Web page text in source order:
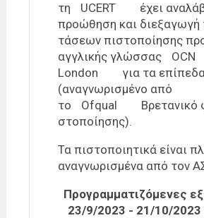
τη
UCERT
έχει
προ­ώ­θη­ση και
τά­σε­ων πι­στο­ποί­η­σης
αγ­γλι­κής γλώσ­σας
OCN
London
για τα
(ανα­γνω­ρι­σμέ­νο από
το
Ofqual
στο­ποί­η­σης).
Τα πι­στο­ποι­η­τι­κά εί­ναι
ανα­γνω­ρι­σμέ­να από τον
Προ­γραμ­μα­τι­ζό­με­νες
23/​9/​2023 - 21/​10/​